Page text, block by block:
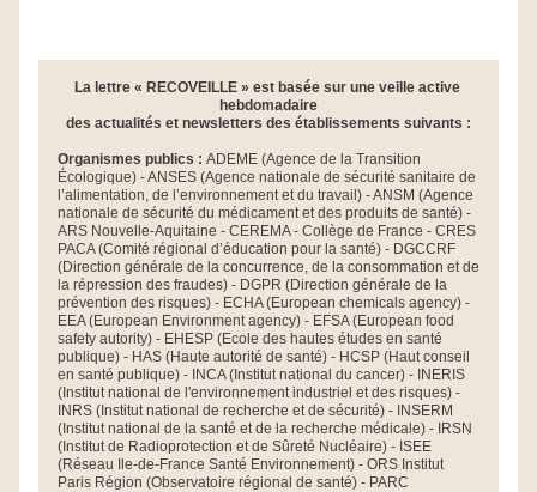
La lettre « RECOVEILLE » est basée sur une veille active
hebdomadaire
des actualités et newsletters des établissements suivants :
Organismes publics : ADEME (Agence de la Transition
Écologique) - ANSES (Agence nationale de sécurité sanitaire de
l’alimentation, de l’environnement et du travail) - ANSM (Agence
nationale de sécurité du médicament et des produits de santé) -
ARS Nouvelle-Aquitaine - CEREMA - Collège de France - CRES
PACA (Comité régional d’éducation pour la santé) - DGCCRF
(Direction générale de la concurrence, de la consommation et de
la répression des fraudes) - DGPR (Direction générale de la
prévention des risques) - ECHA (European chemicals agency) -
EEA (European Environment agency) - EFSA (European food
safety autority) - EHESP (Ecole des hautes études en santé
publique) - HAS (Haute autorité de santé) - HCSP (Haut conseil
en santé publique) - INCA (Institut national du cancer) - INERIS
(Institut national de l'environnement industriel et des risques) -
INRS (Institut national de recherche et de sécurité) - INSERM
(Institut national de la santé et de la recherche médicale) - IRSN
(Institut de Radioprotection et de Sûreté Nucléaire) - ISEE
(Réseau Ile-de-France Santé Environnement) - ORS Institut
Paris Région (Observatoire régional de santé) - PARC